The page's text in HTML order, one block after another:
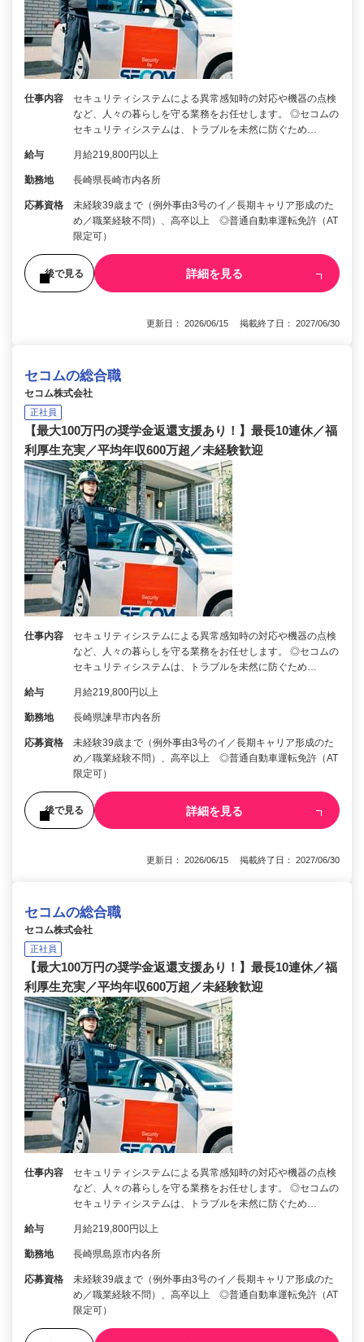
仕事内容
セキュリティシステムによる異常感知時の対応や機器の点検
など、人々の暮らしを守る業務をお任せします。 ◎セコムの
セキュリティシステムは、トラブルを未然に防ぐため…
給与 月給219,800円以上
勤務地 長崎県長崎市内各所
応募資格
未経験39歳まで（例外事由3号のイ／長期キャリア形成のた
め／職業経験不問）、高卒以上 ◎普通自動車運転免許（AT
限定可）
後で見る 詳細を見る
更新日： 2026/06/15 掲載終了日： 2027/06/30
セコムの総合職
セコム株式会社
正社員
【最大100万円の奨学金返還支援あり！】最長10連休／福
利厚生充実／平均年収600万超／未経験歓迎
仕事内容
セキュリティシステムによる異常感知時の対応や機器の点検
など、人々の暮らしを守る業務をお任せします。 ◎セコムの
セキュリティシステムは、トラブルを未然に防ぐため…
給与 月給219,800円以上
勤務地 長崎県諫早市内各所
応募資格
未経験39歳まで（例外事由3号のイ／長期キャリア形成のた
め／職業経験不問）、高卒以上 ◎普通自動車運転免許（AT
限定可）
後で見る 詳細を見る
更新日： 2026/06/15 掲載終了日： 2027/06/30
セコムの総合職
セコム株式会社
正社員
【最大100万円の奨学金返還支援あり！】最長10連休／福
利厚生充実／平均年収600万超／未経験歓迎
仕事内容
セキュリティシステムによる異常感知時の対応や機器の点検
など、人々の暮らしを守る業務をお任せします。 ◎セコムの
セキュリティシステムは、トラブルを未然に防ぐため…
給与 月給219,800円以上
勤務地 長崎県島原市内各所
応募資格
未経験39歳まで（例外事由3号のイ／長期キャリア形成のた
め／職業経験不問）、高卒以上 ◎普通自動車運転免許（AT
限定可）